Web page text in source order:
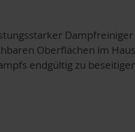
Oberflächen im
endgültig zu